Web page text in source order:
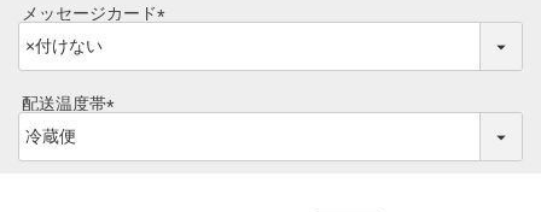
レビュー一覧
ご予算から選ぶ
プレミアムギフト
メッセージカード
必
配送温度帯
必